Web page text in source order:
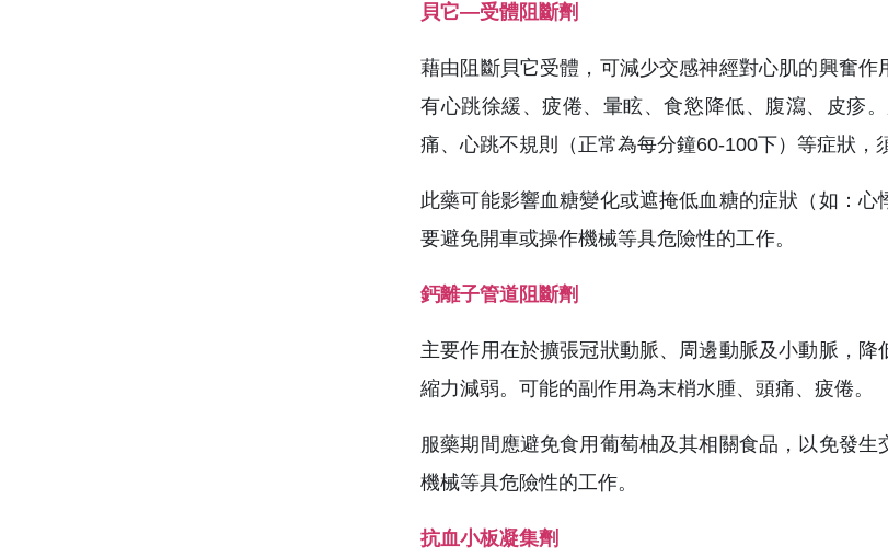
貝它—受體阻斷劑
藉由阻斷貝它受體，可減少交感神經對心肌的興奮
有心跳徐緩、疲倦、暈眩、食慾降低、腹瀉、皮疹
痛、心跳不規則（正常為每分鐘60-100下）等症狀，
此藥可能影響血糖變化或遮掩低血糖的症狀（如：
要避免開車或操作機械等具危險性的工作。
鈣離子管道阻斷劑
主要作用在於擴張冠狀動脈、周邊動脈及小動脈，
縮力減弱。可能的副作用為末梢水腫、頭痛、疲倦。
服藥期間應避免食用葡萄柚及其相關食品，以免發
機械等具危險性的工作。
抗血小板凝集劑